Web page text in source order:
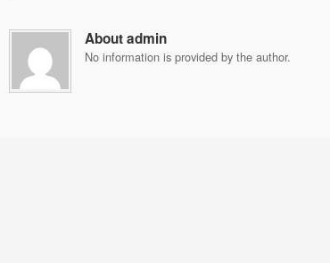
About admin
No information is provided by the author.